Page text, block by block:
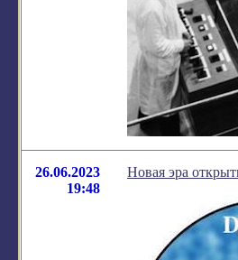
26.06.2023
19:48
Новая эра